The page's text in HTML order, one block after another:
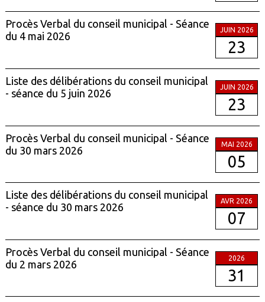
Procès Verbal du conseil municipal - Séance
du 4 mai 2026
JUIN 2026
23
Liste des délibérations du conseil municipal
- séance du 5 juin 2026
JUIN 2026
23
Procès Verbal du conseil municipal - Séance
du 30 mars 2026
MAI 2026
05
Liste des délibérations du conseil municipal
- séance du 30 mars 2026
AVR 2026
07
Procès Verbal du conseil municipal - Séance
du 2 mars 2026
2026
31